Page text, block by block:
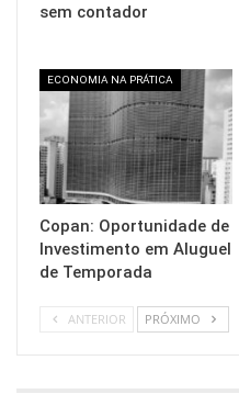
sem contador
ECONOMIA NA PRÁTICA
Copan: Oportunidade de
Investimento em Aluguel
de Temporada
ANTERIOR PRÓXIMO